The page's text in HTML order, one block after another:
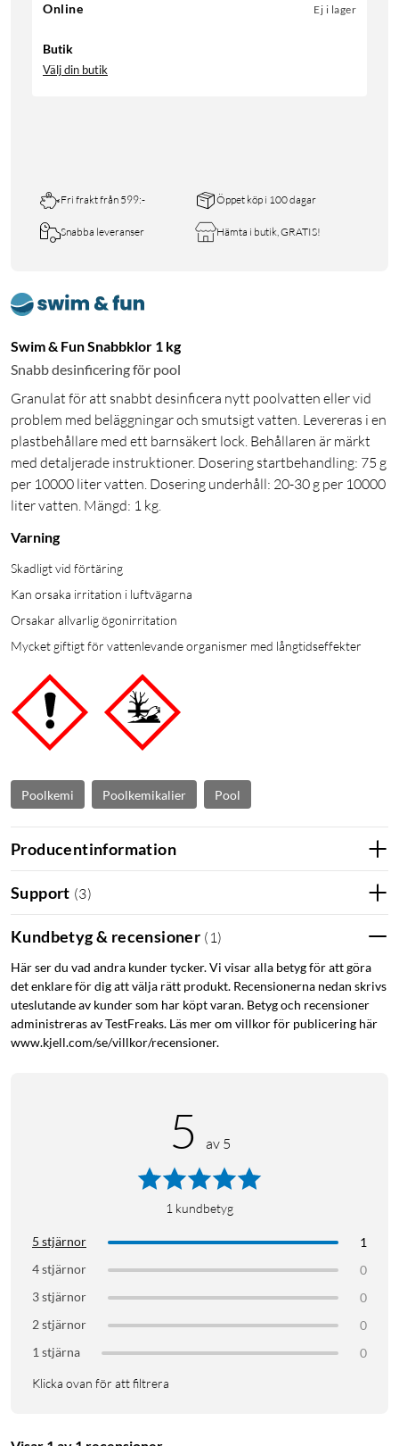
Online Ej i lager
Butik
Välj din butik
Fri frakt från 599:- Öppet köp i 100 dagar
Snabba leveranser Hämta i butik, GRATIS!
Swim & Fun Snabbklor 1 kg
Snabb desinficering för pool
Granulat för att snabbt desinficera nytt poolvatten eller vid
problem med beläggningar och smutsigt vatten. Levereras i en
plastbehållare med ett barnsäkert lock. Behållaren är märkt
med detaljerade instruktioner. Dosering startbehandling: 75 g
per 10000 liter vatten. Dosering underhåll: 20-30 g per 10000
liter vatten. Mängd: 1 kg.
Varning
Skadligt vid förtäring
Kan orsaka irritation i luftvägarna
Orsakar allvarlig ögonirritation
Mycket giftigt för vattenlevande organismer med långtidseffekter
Poolkemi Poolkemikalier Pool
Producentinformation
Support (3)
Kundbetyg & recensioner ( 1 )
Här ser du vad andra kunder tycker. Vi visar alla betyg för att göra
det enklare för dig att välja rätt produkt. Recensionerna nedan skrivs
uteslutande av kunder som har köpt varan. Betyg och recensioner
administreras av TestFreaks. Läs mer om villkor för publicering här
www.kjell.com/se/villkor/recensioner.
5 av 5
1 kundbetyg
5 stjärnor
1
4 stjärnor
0
3 stjärnor
0
2 stjärnor
0
1 stjärna
0
Klicka ovan för att filtrera